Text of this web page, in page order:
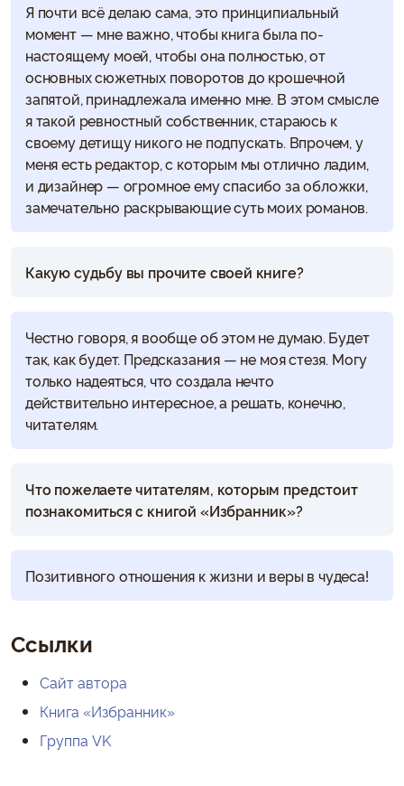
Я почти всё делаю сама, это принципиальный
момент — мне важно, чтобы книга была по-
настоящему моей, чтобы она полностью, от
основных сюжетных поворотов до крошечной
запятой, принадлежала именно мне. В этом смысле
я такой ревностный собственник, стараюсь к
своему детищу никого не подпускать. Впрочем, у
меня есть редактор, с которым мы отлично ладим,
и дизайнер — огромное ему спасибо за обложки,
замечательно раскрывающие суть моих романов.
Какую судьбу вы прочите своей книге?
Честно говоря, я вообще об этом не думаю. Будет
так, как будет. Предсказания — не моя стезя. Могу
только надеяться, что создала нечто
действительно интересное, а решать, конечно,
читателям.
Что пожелаете читателям, которым предстоит
познакомиться с книгой «Избранник»?
Позитивного отношения к жизни и веры в чудеса!
Ссылки
Сайт автора
Книга «Избранник»
Группа VK